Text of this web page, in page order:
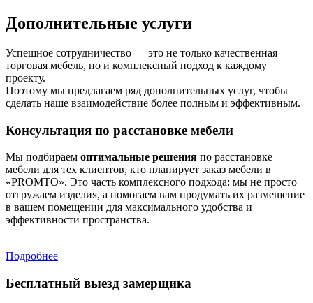
Дополнительные услуги
Успешное сотрудничество — это не только качественная
торговая мебель, но и комплексный подход к каждому
проекту.
Поэтому мы предлагаем ряд дополнительных услуг, чтобы
сделать наше взаимодействие более полным и эффективным.
Консультация по расстановке мебели
Мы подбираем оптимальные решения по расстановке
мебели для тех клиентов, кто планирует заказ мебели в
«PROMTO». Это часть комплексного подхода: мы не просто
отгружаем изделия, а помогаем вам продумать их размещение
в вашем помещении для максимального удобства и
эффективности пространства.
Подробнее
Бесплатный выезд замерщика